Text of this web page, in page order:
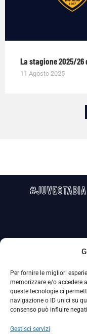
Per fornire le migliori
memorizzare e/o accedere
queste tecnologie ci
navigazione o ID unici su
consenso può influire
Gestisci servizi
La stagione 2025/
11 Agosto 2025
#JUVESTABIA
La Società ha nominato il Responsabile della
adottate dalla